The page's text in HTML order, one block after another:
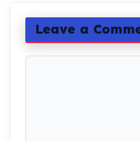
Leave a
Comment